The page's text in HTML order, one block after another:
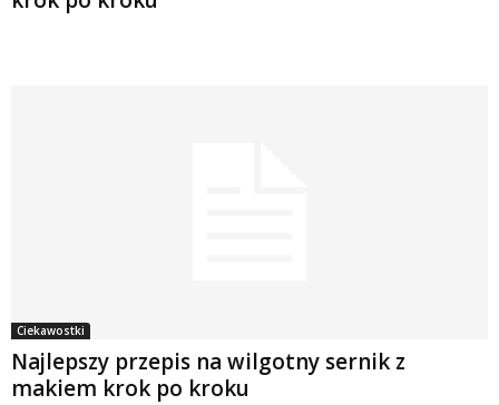
Ciekawostki
Najlepszy przepis na wilgotny sernik z
makiem krok po kroku